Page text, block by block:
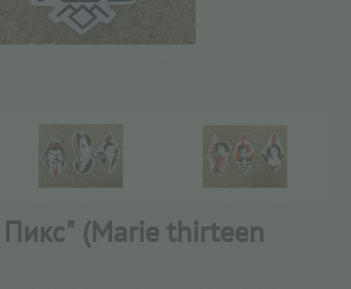
Пикс" (Marie thirteen